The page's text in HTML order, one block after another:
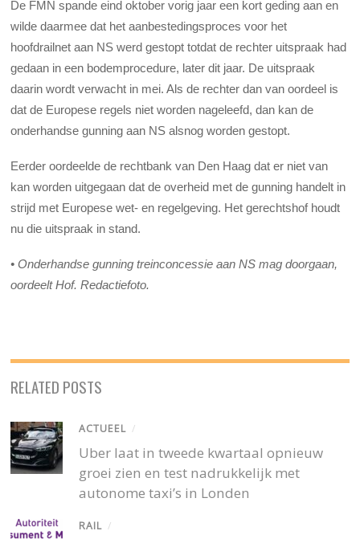
De FMN spande eind oktober vorig jaar een kort geding aan en
wilde daarmee dat het aanbestedingsproces voor het
hoofdrailnet aan NS werd gestopt totdat de rechter uitspraak had
gedaan in een bodemprocedure, later dit jaar. De uitspraak
daarin wordt verwacht in mei. Als de rechter dan van oordeel is
dat de Europese regels niet worden nageleefd, dan kan de
onderhandse gunning aan NS alsnog worden gestopt.
Eerder oordeelde de rechtbank van Den Haag dat er niet van
kan worden uitgegaan dat de overheid met de gunning handelt in
strijd met Europese wet- en regelgeving. Het gerechtshof houdt
nu die uitspraak in stand.
• Onderhandse gunning treinconcessie aan NS mag doorgaan,
oordeelt Hof. Redactiefoto.
RELATED POSTS
ACTUEEL /
Uber laat in tweede kwartaal opnieuw
groei zien en test nadrukkelijk met
autonome taxi’s in Londen
RAIL /